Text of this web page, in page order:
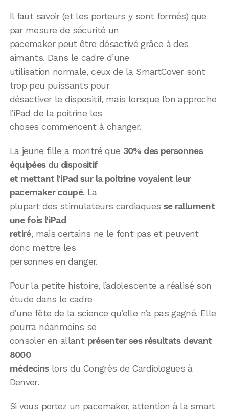
Il faut savoir (et les porteurs y sont formés) que
par mesure de sécurité un
pacemaker peut être désactivé grâce à des
aimants. Dans le cadre d’une
utilisation normale, ceux de la SmartCover sont
trop peu puissants pour
désactiver le dispositif, mais lorsque l’on approche
l’iPad de la poitrine les
choses commencent à changer.
La jeune fille a montré que 30% des personnes
équipées du dispositif
et mettant l’iPad sur la poitrine voyaient leur
pacemaker coupé. La
plupart des stimulateurs cardiaques se rallument
une fois l’iPad
retiré, mais certains ne le font pas et peuvent
donc mettre les
personnes en danger.
Pour la petite histoire, l’adolescente a réalisé son
étude dans le cadre
d’une fête de la science qu’elle n’a pas gagné. Elle
pourra néanmoins se
consoler en allant présenter ses résultats devant
8000
médecinslors du Congrès de Cardiologues à
Denver.
Si vous portez un pacemaker, attention à la smart